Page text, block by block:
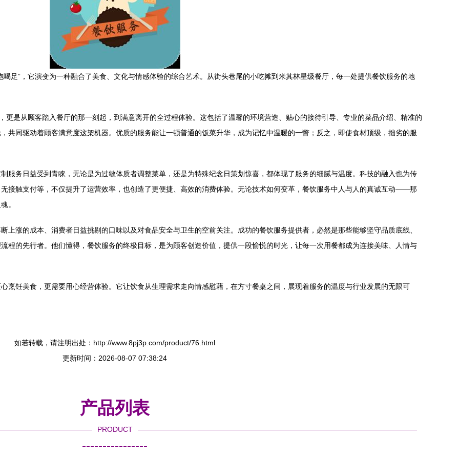
足”，它演变为一种融合了美食、文化与情感体验的综合艺术。从街头巷尾的小吃摊到米其林星级餐厅，每一处提供餐饮服务的地
更是从顾客踏入餐厅的那一刻起，到满意离开的全过程体验。这包括了温馨的环境营造、贴心的接待引导、专业的菜品介绍、精准的
共同驱动着顾客满意度这架机器。优质的服务能让一顿普通的饭菜升华，成为记忆中温暖的一瞥；反之，即使食材顶级，拙劣的服
服务日益受到青睐，无论是为过敏体质者调整菜单，还是为特殊纪念日策划惊喜，都体现了服务的细腻与温度。科技的融入也为传
接触支付等，不仅提升了运营效率，也创造了更便捷、高效的消费体验。无论技术如何变革，餐饮服务中人与人的真诚互动——那
。
上涨的成本、消费者日益挑剔的口味以及对食品安全与卫生的空前关注。成功的餐饮服务提供者，必然是那些能够坚守品质底线、
程的先行者。他们懂得，餐饮服务的终极目标，是为顾客创造价值，提供一段愉悦的时光，让每一次用餐都成为连接美味、人情与
烹饪美食，更需要用心经营体验。它让饮食从生理需求走向情感慰藉，在方寸餐桌之间，展现着服务的温度与行业发展的无限可
如若转载，请注明出处：http://www.8pj3p.com/product/76.html
更新时间：2026-08-07 07:38:24
产品列表
PRODUCT
----------------